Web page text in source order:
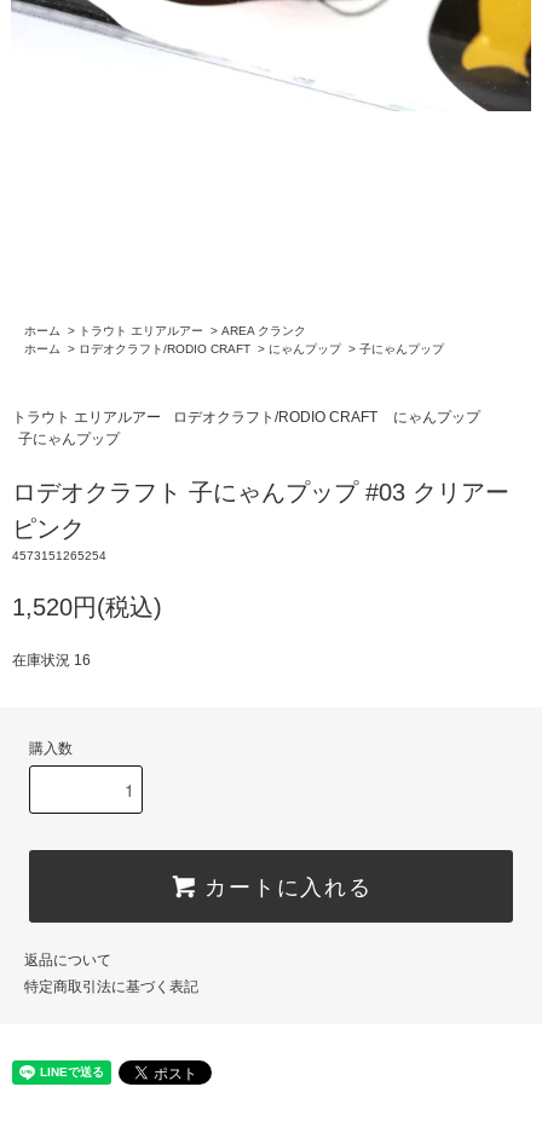
ホーム > トラウト エリアルアー > AREA クランク
ホーム
> ロデオクラフト/RODIO CRAFT > にゃんプップ > 子にゃんプップ
トラウト エリアルアー ロデオクラフト/RODIO CRAFT
にゃんプップ
子にゃんプップ
ロデオクラフト 子にゃんプップ #03 クリアー
ピンク
4573151265254
1,520円(税込)
在庫状況 16
購入数
カートに入れる
返品について
特定商取引法に基づく表記